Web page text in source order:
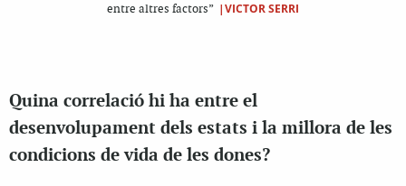
entre altres factors” |VICTOR SERRI
Quina correlació hi ha entre el
desenvolupament dels estats i la millora de les
condicions de vida de les dones?